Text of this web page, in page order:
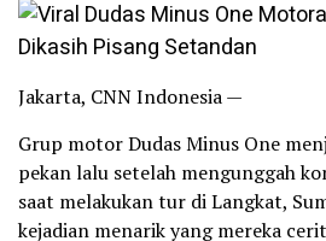
Jakarta, CNN Indonesia —
Grup motor Dudas Minus One
pekan lalu setelah mengunggah
saat melakukan tur di Langkat,
kejadian menarik yang mereka